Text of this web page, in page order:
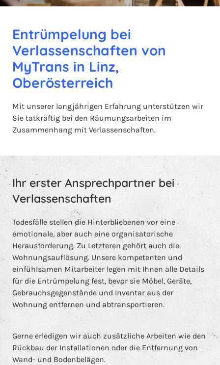
Entrümpelung bei
Verlassenschaften von
MyTrans in Linz,
Oberösterreich
Mit unserer langjährigen Erfahrung unterstützen wir
Sie tatkräftig bei den Räumungsarbeiten im
Zusammenhang mit Verlassenschaften.
Ihr erster Ansprechpartner bei
Verlassenschaften
Todesfälle stellen die Hinterbliebenen vor eine
emotionale, aber auch eine organisatorische
Herausforderung. Zu Letzteren gehört auch die
Wohnungsauflösung. Unsere kompetenten und
einfühlsamen Mitarbeiter legen mit Ihnen alle Details
für die Entrümpelung fest, bevor sie Möbel, Geräte,
Gebrauchsgegenstände und Inventar aus der
Wohnung entfernen und abtransportieren.
Gerne erledigen wir auch zusätzliche Arbeiten wie den
Rückbau der Installationen oder die Entfernung von
Wand- und Bodenbelägen.